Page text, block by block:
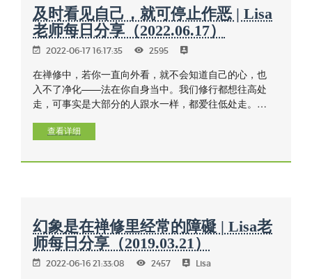
及时看见自己，就可停止作恶 | Lisa
老师每日分享（2022.06.17）
2022-06-17 16:17:35 2595
在禅修中，若你一直向外看，就不会知道自己的心，也
入不了净化——法在你自身当中。我们修行都想往高处
走，可事实是大部分的人跟水一样，都爱往低处走。因
贪、瞋、痴跑，于是一次次犯错，一次次跟随不善念。
查看详细
幻象是在禅修里经常的障礙 | Lisa老
师每日分享（2019.03.21）
2022-06-16 21:33:08 2457 Lisa